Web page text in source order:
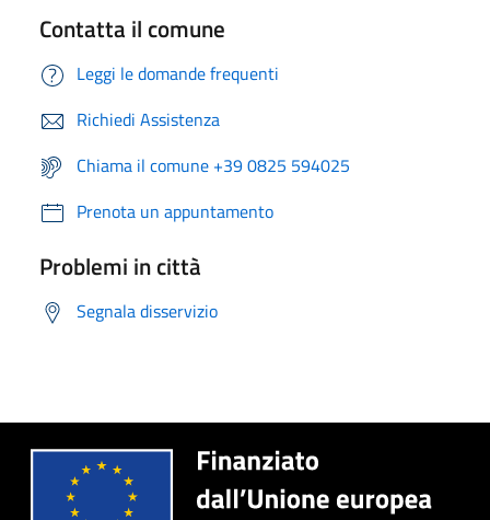
Contatta il comune
Leggi le domande frequenti
Richiedi Assistenza
Chiama il comune +39 0825 594025
Prenota un appuntamento
Problemi in città
Segnala disservizio